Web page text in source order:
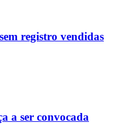
registro vendidas
a ser convocada